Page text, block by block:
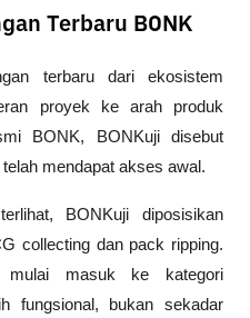
Terbaru BONK
terbaru dari ekosistem
proyek ke arah produk
BONK, BONKuji disebut
mendapat akses awal.
BONKuji diposisikan
collecting dan pack ripping.
mulai masuk ke kategori
fungsional, bukan sekadar